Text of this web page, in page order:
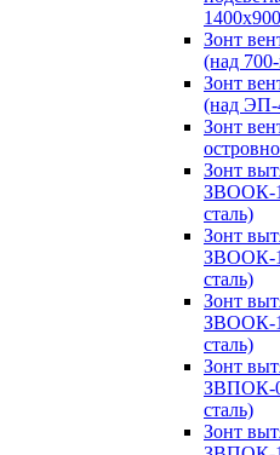
Зонт
(над
Зонт
(над
Зонт
Зонт
ЗВООК-
сталь)
Зонт
ЗВООК-
сталь)
Зонт
ЗВООК-
сталь)
Зонт
ЗВПОК-
сталь)
Зонт